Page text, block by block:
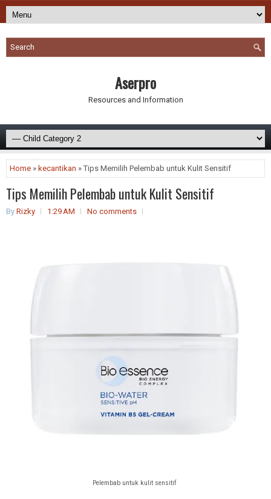
Aserpro
Resources and Information
Home » kecantikan » Tips Memilih Pelembab untuk Kulit Sensitif
Tips Memilih Pelembab untuk Kulit Sensitif
By Rizky 1:29 AM No comments
Pelembab untuk kulit sensitif